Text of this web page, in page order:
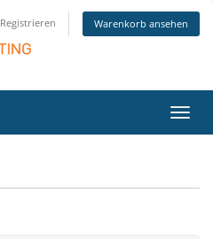
Registrieren Warenkorb ansehen
ein-/